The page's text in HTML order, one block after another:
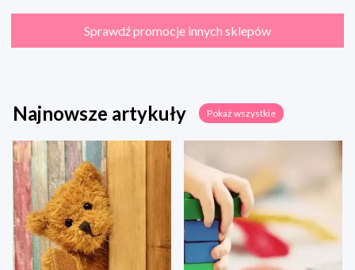
Sprawdź promocje innych sklepów
Najnowsze artykuły Pokaż wszystkie